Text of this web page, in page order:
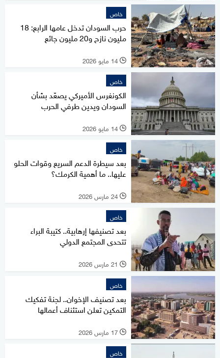
خاص
حرب السودان تدخل عامها الرابع: 18
مليون نازح و20 مليون جائع
l 14 مايو 2026
خاص
الكونغرس الأميركي يصعّد بشأن
السودان ويدين طرفي الحرب
l 14 مايو 2026
خاص
بعد سيطرة الدعم السريع وقوات الحلو
عليها.. ما أهمية الكرمك؟
l 24 مارس 2026
خاص
بعد تصنيفها إرهابية.. كتيبة البراء
تتحدى المجتمع الدولي
l 21 مارس 2026
خاص
بعد تصنيف الإخوان.. لجنة تفكيك
التمكين تعلن استئناف أعمالها
l 17 مارس 2026
خاص